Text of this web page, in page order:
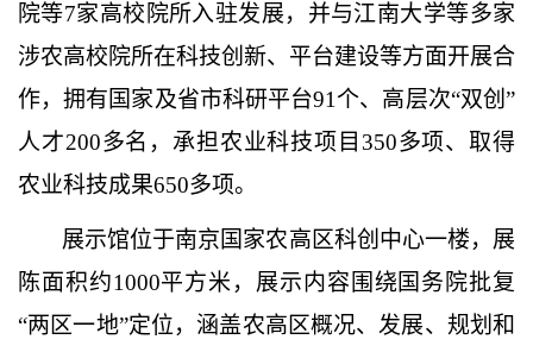
院等7家高校院所入驻发展，并与江南大学等多家
涉农高校院所在科技创新、平台建设等方面开展合
作，拥有国家及省市科研平台91个、高层次“双创”
人才200多名，承担农业科技项目350多项、取得
农业科技成果650多项。
展示馆位于南京国家农高区科创中心一楼，展
陈面积约1000平方米，展示内容围绕国务院批复
“两区一地”定位，涵盖农高区概况、发展、规划和